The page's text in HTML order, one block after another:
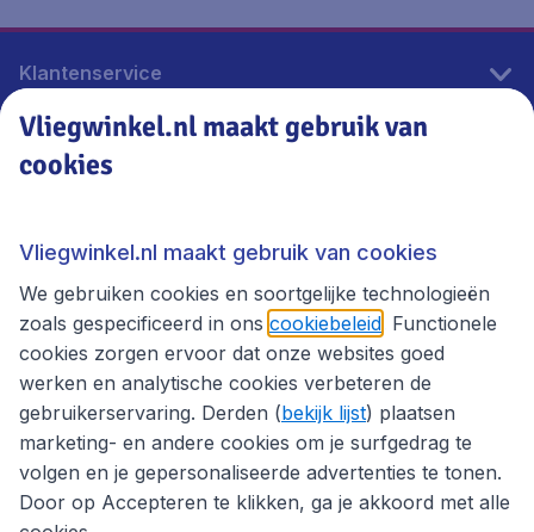
Klantenservice
Vliegwinkel.nl
Thema's
Vliegwinkel.nl maakt gebruik van
cookies
Vliegwinkel.nl maakt gebruik van cookies
We gebruiken cookies en soortgelijke technologieën
zoals gespecificeerd in ons cookiebeleid . Functionele
cookies zorgen ervoor dat onze websites goed
werken en analytische cookies verbeteren de
gebruikerservaring. Derden (bekijk lijst) plaatsen
marketing- en andere cookies om je surfgedrag te
volgen en je gepersonaliseerde advertenties te tonen.
Door op Accepteren te klikken, ga je akkoord met alle